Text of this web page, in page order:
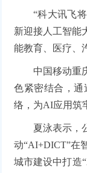
“科大讯飞
新迎接人工智能
能教育、医疗、
中国移动重
色紧密结合，通
络，为AI应用筑
夏泳表示，
动“AI+DICT”在
城市建设中打造